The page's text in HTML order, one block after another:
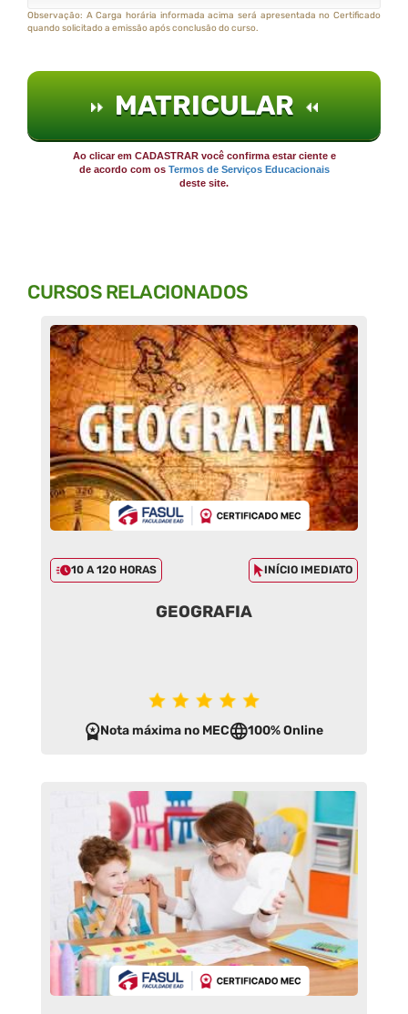
Observação: A Carga horária informada acima será apresentada no Certificado
quando solicitado a emissão após conclusão do curso.
MATRICULAR
Ao clicar em CADASTRAR você confirma estar ciente e
de acordo com os Termos de Serviços Educacionais
deste site.
CURSOS RELACIONADOS
10 A 120 HORAS INÍCIO IMEDIATO
GEOGRAFIA
Nota máxima no MEC 100% Online